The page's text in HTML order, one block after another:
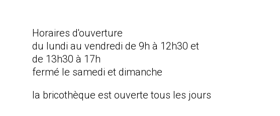
Horaires d'ouverture
du lundi au vendredi de 9h à 12h30 et
de 13h30 à 17h
fermé le samedi et dimanche
la bricothèque est ouverte tous les jours